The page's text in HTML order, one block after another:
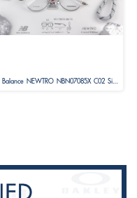
New Balance NEWTRO NBN07085X C02 Size 52 ( Limited Edition )